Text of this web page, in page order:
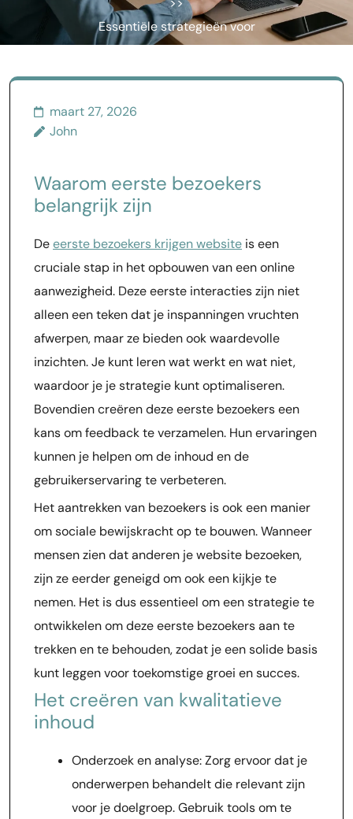
>>
Essentiële strategieën voor
succesvolle websites
maart 27, 2026
John
Waarom eerste bezoekers
belangrijk zijn
Deeerste bezoekers krijgen website is een
cruciale stap in het opbouwen van een online
aanwezigheid. Deze eerste interacties zijn niet
alleen een teken dat je inspanningen vruchten
afwerpen, maar ze bieden ook waardevolle
inzichten. Je kunt leren wat werkt en wat niet,
waardoor je je strategie kunt optimaliseren.
Bovendien creëren deze eerste bezoekers een
kans om feedback te verzamelen. Hun ervaringen
kunnen je helpen om de inhoud en de
gebruikerservaring te verbeteren.
Het aantrekken van bezoekers is ook een manier
om sociale bewijskracht op te bouwen. Wanneer
mensen zien dat anderen je website bezoeken,
zijn ze eerder geneigd om ook een kijkje te
nemen. Het is dus essentieel om een strategie te
ontwikkelen om deze eerste bezoekers aan te
trekken en te behouden, zodat je een solide basis
kunt leggen voor toekomstige groei en succes.
Het creëren van kwalitatieve
inhoud
Onderzoek en analyse: Zorg ervoor dat je
onderwerpen behandelt die relevant zijn
voor je doelgroep. Gebruik tools om te